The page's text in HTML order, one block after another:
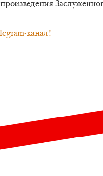
канал!